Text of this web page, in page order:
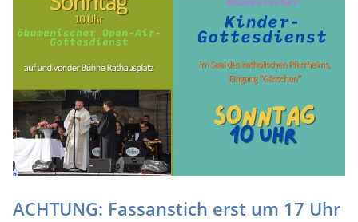
ACHTUNG: Fassanstich erst um 17 Uhr